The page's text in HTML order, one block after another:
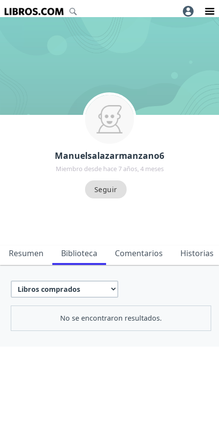
Manuelsalazarmanzano6
Miembro desde hace 7 años, 4 meses
Resumen Biblioteca Comentarios Historias
No se encontraron resultados.